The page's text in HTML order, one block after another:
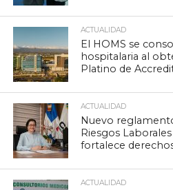
ACTUALIDAD
El HOMS se
hospitalaria al
Platino de
ACTUALIDAD
Nuevo
Riesgos
fortalece
ACTUALIDAD